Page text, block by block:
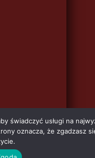
świadczyć usługi na
oznacza, że zgadzasz